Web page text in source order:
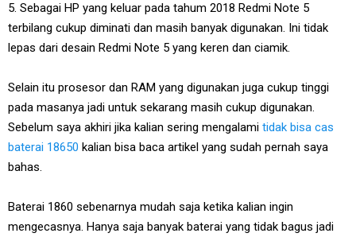
5. Sebagai HP yang keluar pada tahum 2018 Redmi Note 5
terbilang cukup diminati dan masih banyak digunakan. Ini tidak
lepas dari desain Redmi Note 5 yang keren dan ciamik.
Selain itu prosesor dan RAM yang digunakan juga cukup tinggi
pada masanya jadi untuk sekarang masih cukup digunakan.
Sebelum saya akhiri jika kalian sering mengalami tidak bisa cas
baterai 18650 kalian bisa baca artikel yang sudah pernah saya
bahas.
Baterai 1860 sebenarnya mudah saja ketika kalian ingin
mengecasnya. Hanya saja banyak baterai yang tidak bagus jadi